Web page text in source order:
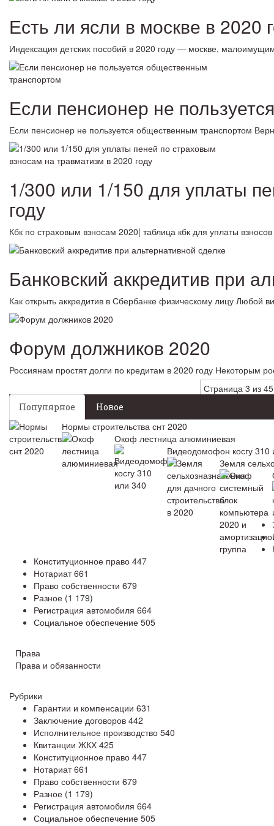
Есть ли ясли в москве в 2020
Индексация детских пособий в 2020 году — москве,
Если пенсионер не
Если пенсионер не пользуется общественным транспортом
1/300 или 1/150 для уплаты
году
Кбк по страховым взносам 2020| таблица кбк для уплаты
Банковский аккредитив при
Как открыть аккредитив в Сбербанке физическому лицу Любой
Форум должников 2020
Россиянам простят долги по кредитам в 2020 году Некоторым
Страница 3 из 45
Популярное Новое
Нормы строительства снт 2020
Окоф лестница алюминиевая
Видеодомофон косгу 310
Земля
Конституционное право 447
Нотариат661
Право собственности 679
Разное (1 179)
Регистрация автомобиля 664
Социальное обеспечение 505
Права
Права и обязанности
Рубрики
Гарантии и компенсации 631
Заключение договоров 442
Исполнительное производство 540
Квитанции ЖКХ 425
Конституционное право 447
Нотариат661
Право собственности 679
Разное (1 179)
Регистрация автомобиля 664
Социальное обеспечение 505